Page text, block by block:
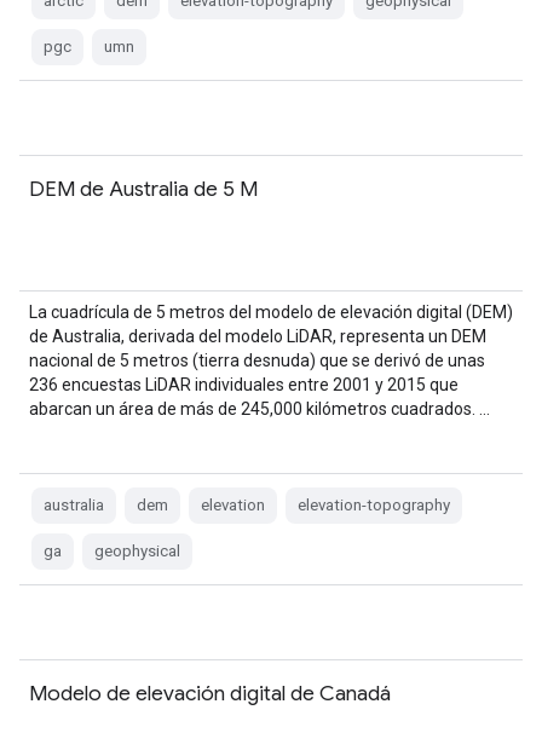
pgc umn
DEM de Australia de 5 M
La cuadrícula de 5 metros del modelo de elevación digital (DEM)
de Australia, derivada del modelo LiDAR, representa un DEM
nacional de 5 metros (tierra desnuda) que se derivó de unas
236 encuestas LiDAR individuales entre 2001 y 2015 que
abarcan un área de más de 245,000 kilómetros cuadrados. …
australia dem elevation elevation-topography
ga geophysical
Modelo de elevación digital de Canadá